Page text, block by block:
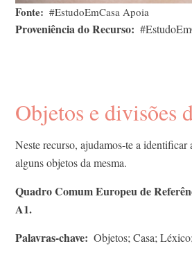
Fonte #EstudoEmCasa Apoia
Proveniência do Recurso
Objetos e divisões
Neste recurso, ajudamos-te a identificar
alguns objetos da mesma.
Quadro Comum Europeu de
A1.
Palavras-chave
Objetos; Casa;